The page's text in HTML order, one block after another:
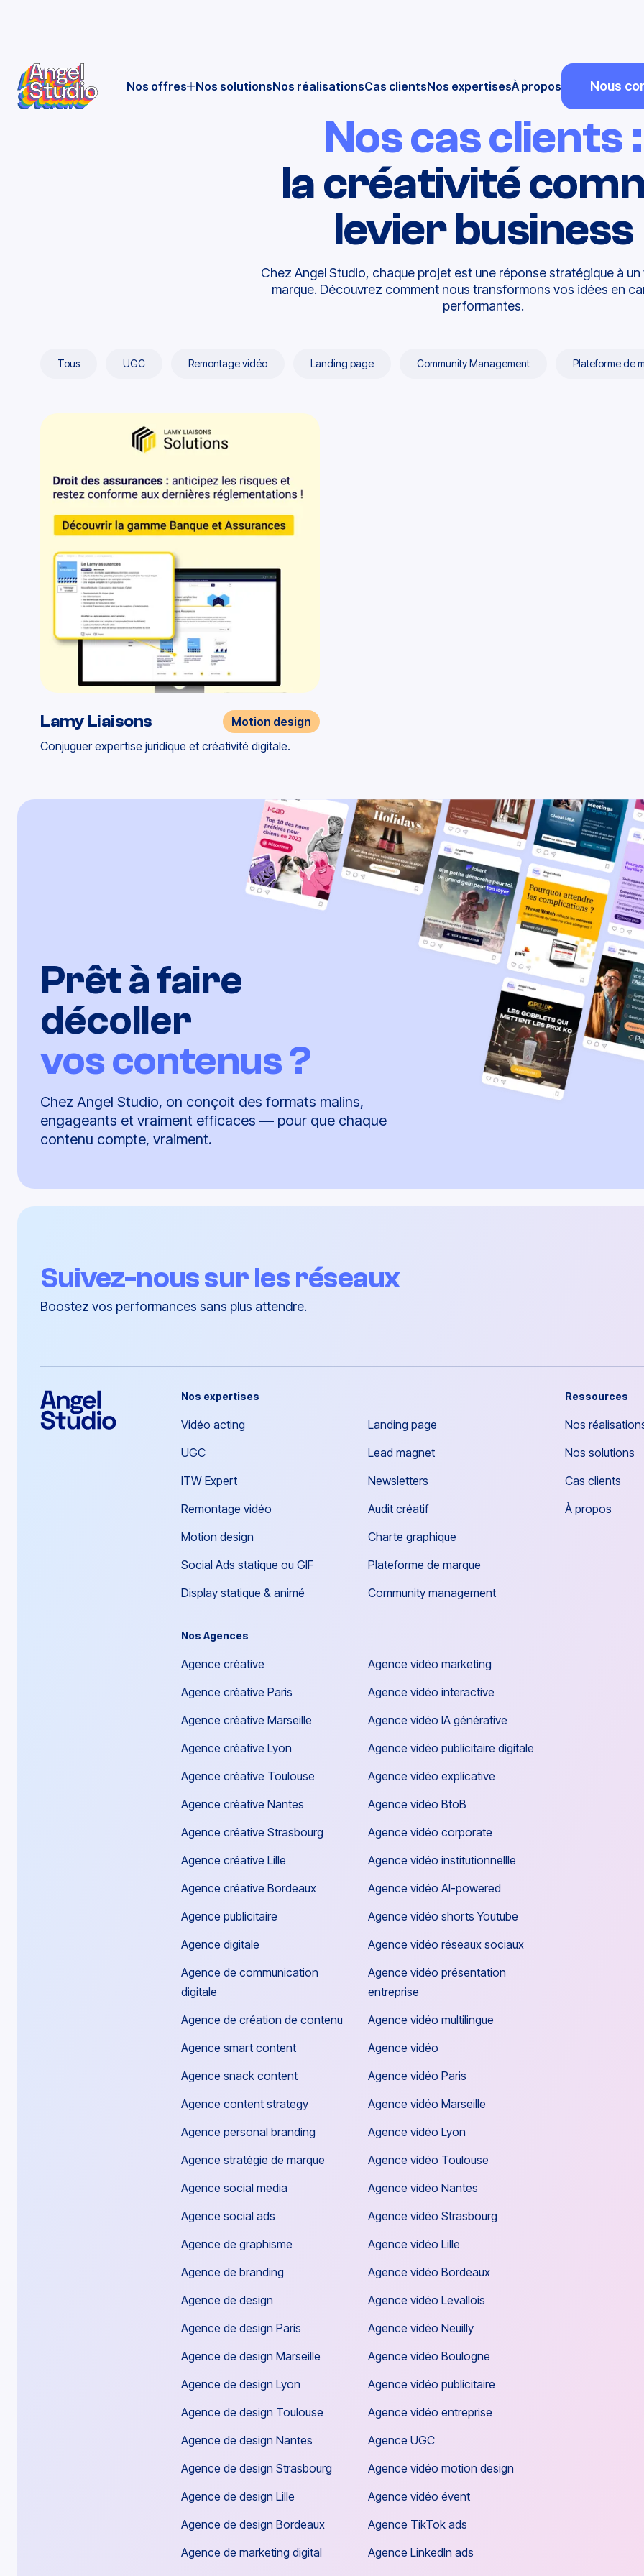
Nos offres Nos solutionsNos réalisationsCas clientsNos expertisesÀ propos Nous
Nos cas clients :
la créativité
levier business
Chez Angel Studio, chaque projet est une réponse stratégique à un
marque. Découvrez comment nous transformons vos idées en
performantes.
Tous UGC Remontage vidéo Landing page Community Management Plateforme de
Lamy Liaisons
Motion design
Conjuguer expertise juridique et créativité digitale.
Prêt à faire
décoller
vos contenus ?
Chez Angel Studio, on conçoit des formats malins,
engageants et vraiment efficaces — pour que chaque
contenu compte, vraiment.
Suivez-nous sur les réseaux
Boostez vos performances sans plus attendre.
Nos expertises
Vidéo acting
UGC
ITW Expert
Remontage vidéo
Motion design
Social Ads statique ou GIF
Display statique & animé
Landing page
Lead magnet
Newsletters
Audit créatif
Charte graphique
Plateforme de marque
Community management
Ressources
Nos
Nos solutions
Cas clients
À propos
Nos Agences
Agence créative
Agence créative Paris
Agence créative Marseille
Agence créative Lyon
Agence créative Toulouse
Agence créative Nantes
Agence créative Strasbourg
Agence créative Lille
Agence créative Bordeaux
Agence publicitaire
Agence digitale
Agence de communication
digitale
Agence de création de contenu
Agence smart content
Agence snack content
Agence content strategy
Agence personal branding
Agence stratégie de marque
Agence social media
Agence social ads
Agence de graphisme
Agence de branding
Agence de design
Agence de design Paris
Agence de design Marseille
Agence de design Lyon
Agence de design Toulouse
Agence de design Nantes
Agence de design Strasbourg
Agence de design Lille
Agence de design Bordeaux
Agence de marketing digital
Agence vidéo marketing
Agence vidéo interactive
Agence vidéo IA générative
Agence vidéo publicitaire digitale
Agence vidéo explicative
Agence vidéo BtoB
Agence vidéo corporate
Agence vidéo institutionnellle
Agence vidéo AI-powered
Agence vidéo shorts Youtube
Agence vidéo réseaux sociaux
Agence vidéo présentation
entreprise
Agence vidéo multilingue
Agence vidéo
Agence vidéo Paris
Agence vidéo Marseille
Agence vidéo Lyon
Agence vidéo Toulouse
Agence vidéo Nantes
Agence vidéo Strasbourg
Agence vidéo Lille
Agence vidéo Bordeaux
Agence vidéo Levallois
Agence vidéo Neuilly
Agence vidéo Boulogne
Agence vidéo publicitaire
Agence vidéo entreprise
Agence UGC
Agence vidéo motion design
Agence vidéo évent
Agence TikTok ads
Agence LinkedIn ads